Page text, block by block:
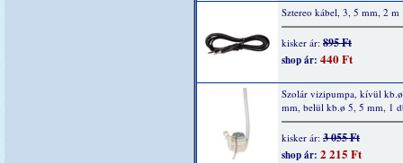
Sztereo kábel, 3, 5 mm, 2 m
kisker ár: 895 Ft
shop ár: 440 Ft
Szolár vizipumpa, kívül
mm, belül kb.ø 5, 5 mm, 1
kisker ár: 3 055 Ft
shop ár: 2 215 Ft